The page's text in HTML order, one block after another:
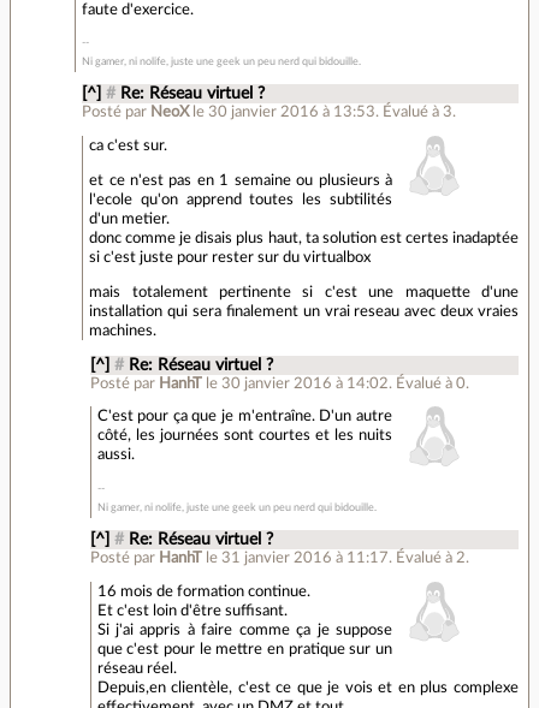
faute d'exercice.
Ni gamer, ni nolife, juste une geek un peu nerd qui bidouille.
[^] # Re: Réseau virtuel ?
Posté par NeoX le 30 janvier 2016 à 13:53. Évalué à 3.
ca c'est sur.
et ce n'est pas en 1 semaine ou plusieurs à
l'ecole qu'on apprend toutes les subtilités
d'un metier.
donc comme je disais plus haut, ta solution est certes inadaptée
si c'est juste pour rester sur du virtualbox
mais totalement pertinente si c'est une maquette d'une
installation qui sera finalement un vrai reseau avec deux vraies
machines.
[^] # Re: Réseau virtuel ?
Posté par HanhT le 30 janvier 2016 à 14:02. Évalué à 0.
C'est pour ça que je m'entraîne. D'un autre
côté, les journées sont courtes et les nuits
aussi.
Ni gamer, ni nolife, juste une geek un peu nerd qui bidouille.
[^] # Re: Réseau virtuel ?
Posté par HanhT le 31 janvier 2016 à 11:17. Évalué à 2.
16 mois de formation continue.
Et c'est loin d'être suffisant.
Si j'ai appris à faire comme ça je suppose
que c'est pour le mettre en pratique sur un
réseau réel.
Depuis,en clientèle, c'est ce que je vois et en plus complexe